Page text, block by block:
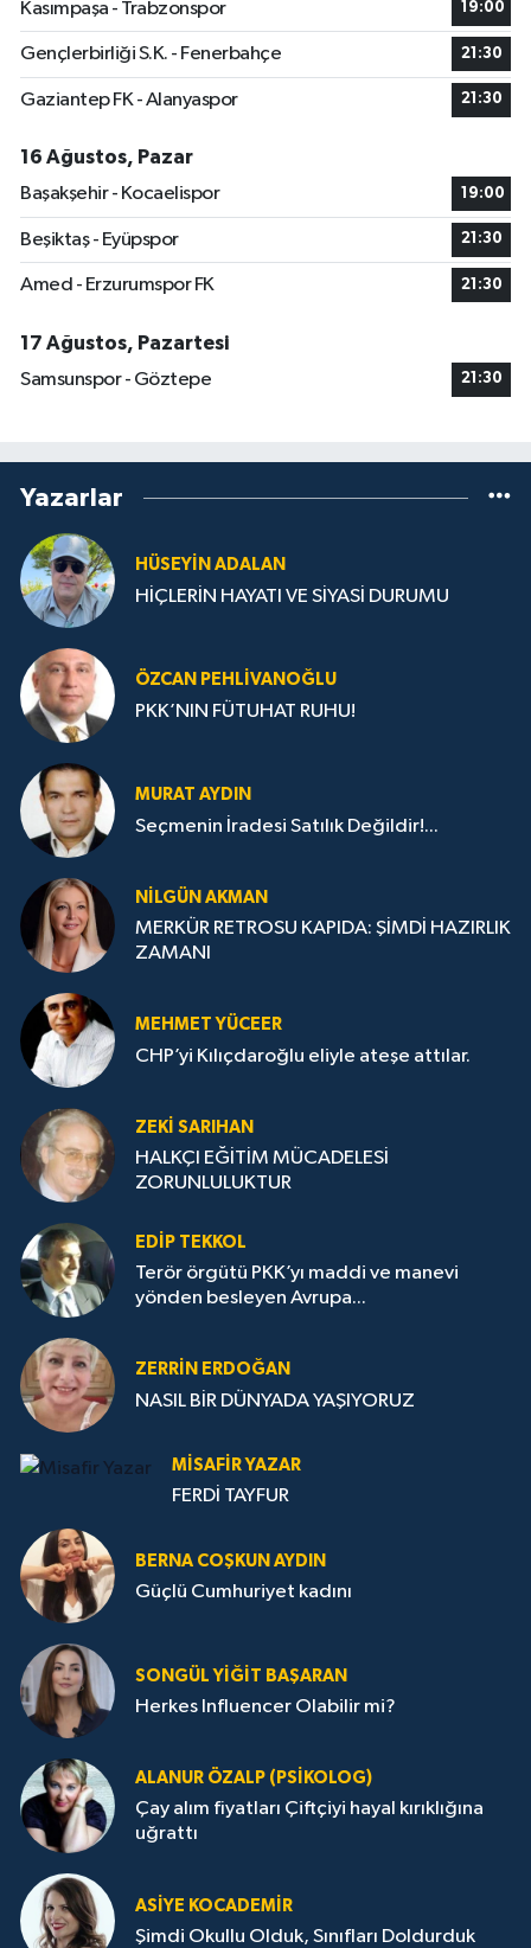
Kasımpaşa - Trabzonspor 19:00
Gençlerbirliği S.K. - Fenerbahçe 21:30
Gaziantep FK - Alanyaspor 21:30
16 Ağustos, Pazar
Başakşehir - Kocaelispor
19:00
Beşiktaş - Eyüpspor 21:30
Amed - Erzurumspor FK 21:30
17 Ağustos, Pazartesi
Samsunspor - Göztepe
21:30
Yazarlar
HÜSEYIN ADALAN
HİÇLERİN HAYATI VE SİYASİ DURUMU
ÖZCAN PEHLIVANOĞLU
PKK’NIN FÜTUHAT RUHU!
MURAT AYDIN
Seçmenin İradesi Satılık Değildir!...
NILGÜN AKMAN
MERKÜR RETROSU KAPIDA: ŞİMDİ HAZIRLIK
ZAMANI
MEHMET YÜCEER
CHP’yi Kılıçdaroğlu eliyle ateşe attılar.
ZEKI SARIHAN
HALKÇI EĞİTİM MÜCADELESİ
ZORUNLULUKTUR
EDIP TEKKOL
Terör örgütü PKK’yı maddi ve manevi
yönden besleyen Avrupa...
ZERRIN ERDOĞAN
NASIL BİR DÜNYADA YAŞIYORUZ
MISAFIR YAZAR
FERDİ TAYFUR
BERNA COŞKUN AYDIN
Güçlü Cumhuriyet kadını
SONGÜL YIĞIT BAŞARAN
Herkes Influencer Olabilir mi?
ALANUR ÖZALP (PSIKOLOG)
Çay alım fiyatları Çiftçiyi hayal kırıklığına
uğrattı
ASIYE KOCADEMİR
Şimdi Okullu Olduk, Sınıfları Doldurduk